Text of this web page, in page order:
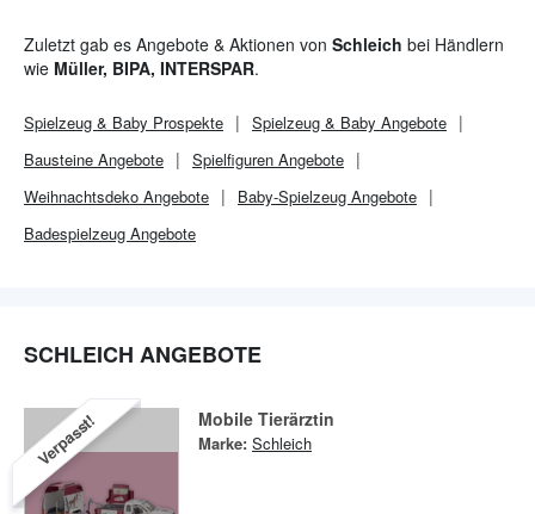
Zuletzt gab es Angebote & Aktionen von Schleich bei Händlern
wie Müller, BIPA, INTERSPAR.
Spielzeug & Baby Prospekte Spielzeug & Baby Angebote
Bausteine Angebote
Spielfiguren Angebote
Weihnachtsdeko Angebote
Baby-Spielzeug Angebote
Badespielzeug Angebote
SCHLEICH ANGEBOTE
Verpasst! Mobile Tierärztin
Marke: Schleich